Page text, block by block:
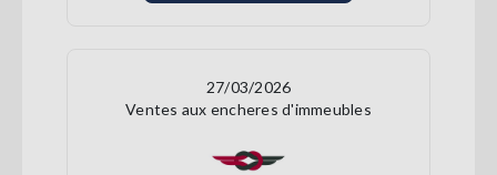
27/03/2026
Ventes aux encheres d'immeubles